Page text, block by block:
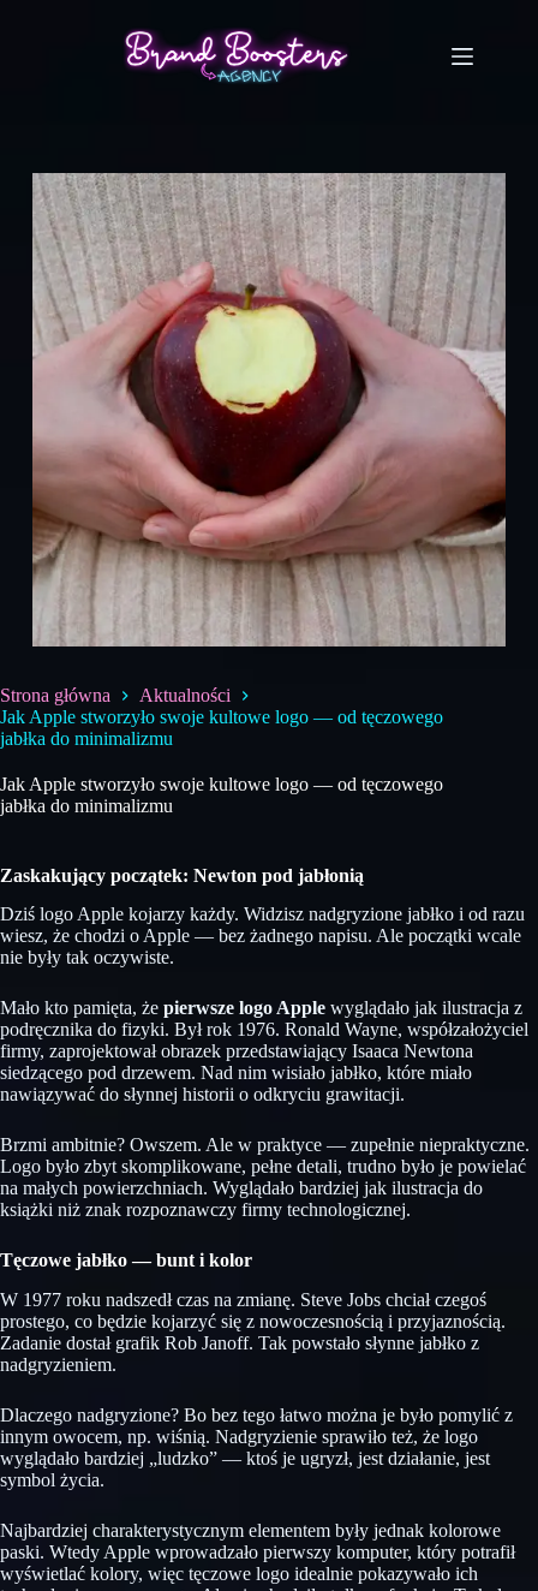
Strona główna
Aktualności
Jak Apple stworzyło swoje kultowe logo — od tęczowego
jabłka do minimalizmu
Jak Apple stworzyło swoje kultowe logo — od tęczowego
jabłka do minimalizmu
Zaskakujący początek: Newton pod jabłonią
Dziś logo Apple kojarzy każdy. Widzisz nadgryzione jabłko i od razu
wiesz, że chodzi o Apple — bez żadnego napisu. Ale początki wcale
nie były tak oczywiste.
Mało kto pamięta, że pierwsze logo Apple wyglądało jak ilustracja z
podręcznika do fizyki. Był rok 1976. Ronald Wayne, współzałożyciel
firmy, zaprojektował obrazek przedstawiający Isaaca Newtona
siedzącego pod drzewem. Nad nim wisiało jabłko, które miało
nawiązywać do słynnej historii o odkryciu grawitacji.
Brzmi ambitnie? Owszem. Ale w praktyce — zupełnie niepraktyczne.
Logo było zbyt skomplikowane, pełne detali, trudno było je powielać
na małych powierzchniach. Wyglądało bardziej jak ilustracja do
książki niż znak rozpoznawczy firmy technologicznej.
Tęczowe jabłko — bunt i kolor
W 1977 roku nadszedł czas na zmianę. Steve Jobs chciał czegoś
prostego, co będzie kojarzyć się z nowoczesnością i przyjaznością.
Zadanie dostał grafik Rob Janoff. Tak powstało słynne jabłko z
nadgryzieniem.
Dlaczego nadgryzione? Bo bez tego łatwo można je było pomylić z
innym owocem, np. wiśnią. Nadgryzienie sprawiło też, że logo
wyglądało bardziej „ludzko” — ktoś je ugryzł, jest działanie, jest
symbol życia.
Najbardziej charakterystycznym elementem były jednak kolorowe
paski. Wtedy Apple wprowadzało pierwszy komputer, który potrafił
wyświetlać kolory, więc tęczowe logo idealnie pokazywało ich